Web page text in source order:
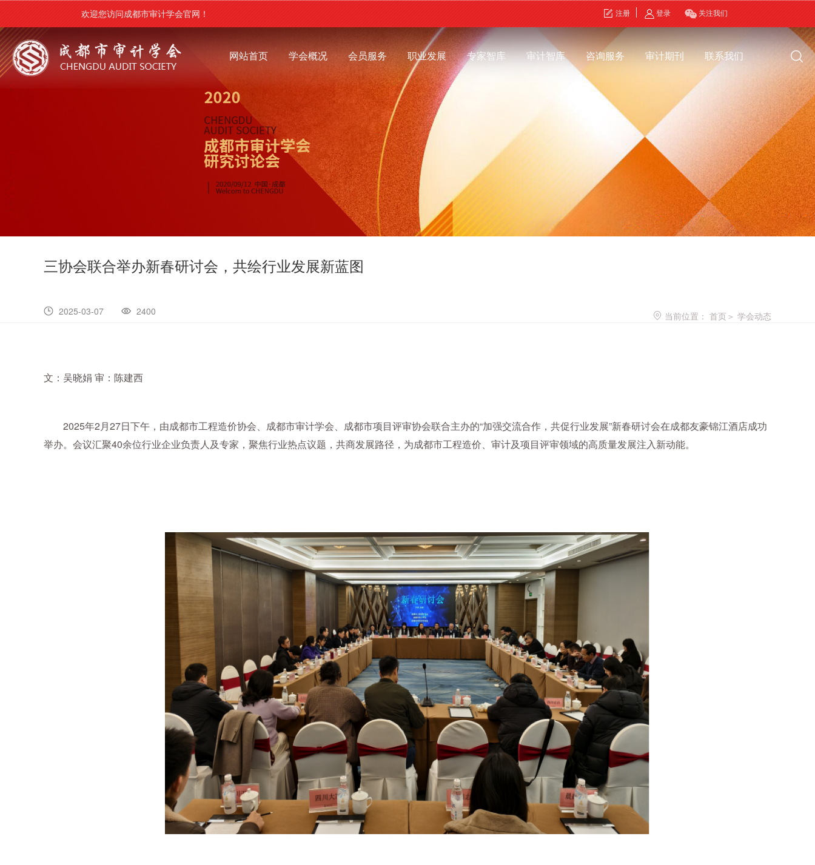
欢迎您访问成都市审计学会官网！ 注册 登录 关注我们
网站首页 学会概况 会员服务 职业发展 专家智库 审计智库 咨询服务 审计期刊 联系我们
三协会联合举办新春研讨会，共绘行业发展新蓝图
2025-03-07 2400 当前位置： 首页＞ 学会动态
文：吴晓娟 审：陈建西
2025年2月27日下午，由成都市工程造价协会、成都市审计学会、成都市项目评审协会联合主办的“加强交流合作，共促行业发展”新春研讨会在成都友豪锦江酒店成功
举办。会议汇聚40余位行业企业负责人及专家，聚焦行业热点议题，共商发展路径，为成都市工程造价、审计及项目评审领域的高质量发展注入新动能。